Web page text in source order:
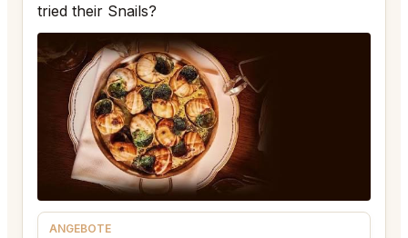
tried their Snails?
ANGEBOTE